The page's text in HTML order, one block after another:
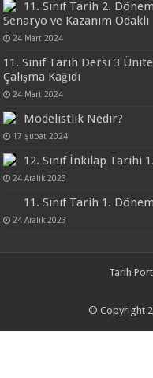
11. Sınıf Tarih 2.
Senaryo ve Kazanım Odaklı
24 Mart 2024
11. Sınıf Tarih Dersi 3
Çalışma Kağıdı
24 Mart 2024
Modelistlik Nedir?
17 Şubat 2024
12. Sınıf İnkılap Tarihi
24 Aralık 2023
11. Sınıf Tarih 1.
24 Aralık 2023
Tarih
© Copyright